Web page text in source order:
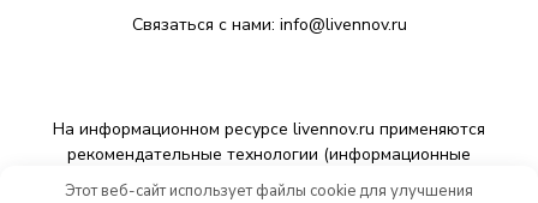
Связаться с нами: info@livennov.ru
На информационном ресурсе livennov.ru применяются
рекомендательные технологии (информационные
технологии предоставления информации на основе сбора,
Этот веб-сайт использует файлы cookie для улучшения